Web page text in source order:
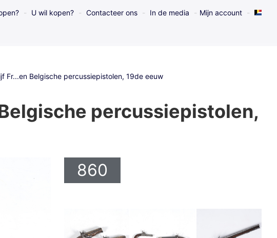
U wil kopen? Contacteer ons In de media Mijn account
Fr...en Belgische percussiepistolen, 19de eeuw
percussiepistolen,
860